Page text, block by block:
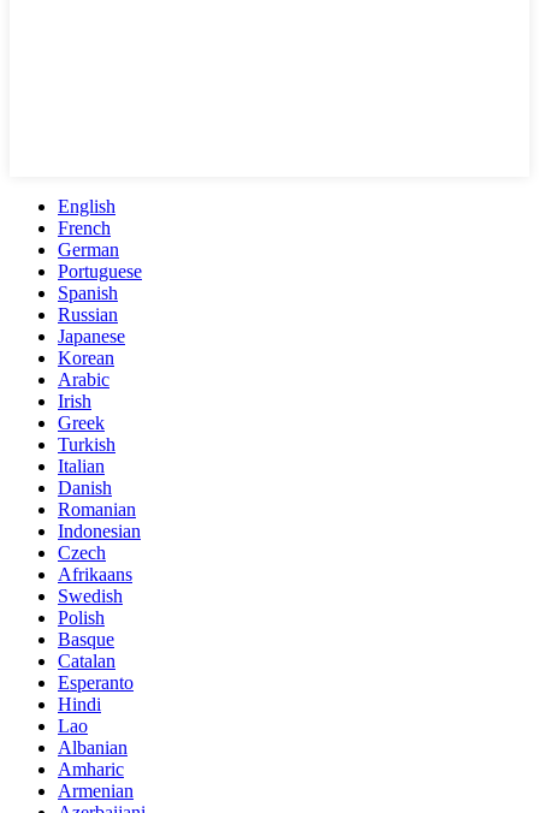
English
French
German
Portuguese
Spanish
Russian
Japanese
Korean
Arabic
Irish
Greek
Turkish
Italian
Danish
Romanian
Indonesian
Czech
Afrikaans
Swedish
Polish
Basque
Catalan
Esperanto
Hindi
Lao
Albanian
Amharic
Armenian